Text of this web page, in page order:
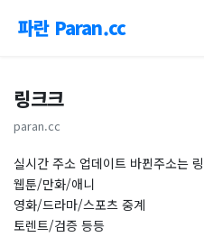
파란 Paran.cc
링크크
paran.cc
실시간 주소 업데이트 바뀐주소는
웹툰/만화/애니
영화/드라마/스포츠 중계
토렌트/검증 등등